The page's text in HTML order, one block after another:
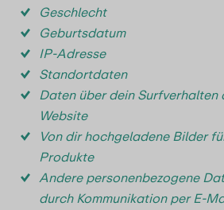
Geschlecht
Geburtsdatum
IP-Adresse
Standortdaten
Daten über dein Surfverhalten
Website
Von dir hochgeladene Bilder
Produkte
Andere personenbezogene
durch Kommunikation per E-